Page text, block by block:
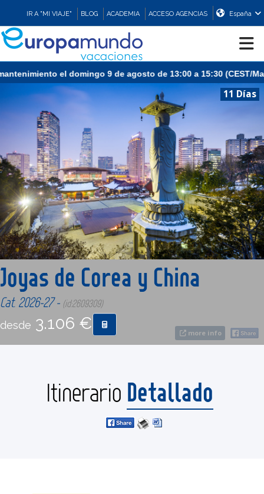
IR A "MI VIAJE" BLOG ACADEMIA ACCESO AGENCIAS España
CRUCEROS
EUROPA
ASIA
ORIENTE
PROMOCIONES
COMPRAR
domingo 9 de agosto de 13:00 a 15:30 (CEST/Madrid).
11 Días
more info
Joyas de Corea y China
Cat. 2026-27 - (id:2609309)
desde 3.106 €
Itinerario Detallado